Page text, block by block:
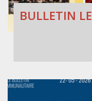
BULLETIN